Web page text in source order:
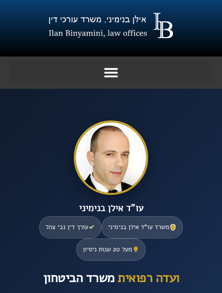
משרד עו”ד אילן בנימיני עורך דין נכי צהל
מעל 20 שנות ניסיון
ועדה רפואיתמשרד הביטחון
עו”ד אילן בנימיני